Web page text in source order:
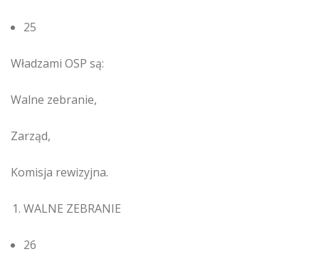
25
Władzami OSP są:
Walne zebranie,
Zarząd,
Komisja rewizyjna.
WALNE ZEBRANIE
26